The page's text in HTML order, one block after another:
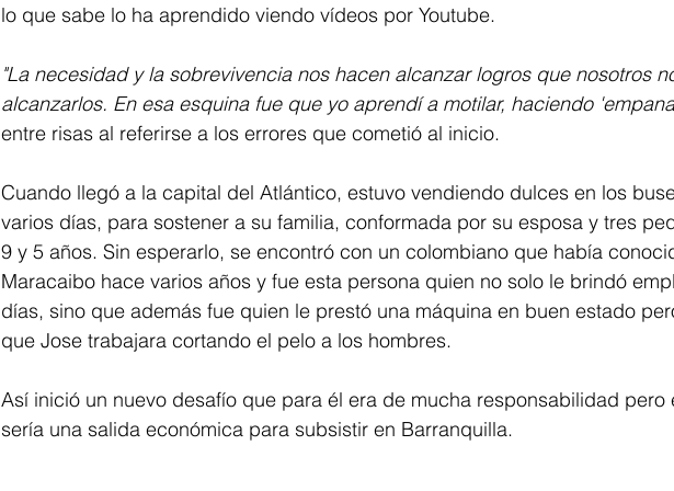
lo que sabe lo ha aprendido viendo vídeos por Youtube.
"La necesidad y la sobrevivencia nos hacen alcanzar logros que nosotros
alcanzarlos. En esa esquina fue que yo aprendí a motilar, haciendo
entre risas al referirse a los errores que cometió al inicio.
Cuando llegó a la capital del Atlántico, estuvo vendiendo dulces en los
varios días, para sostener a su familia, conformada por su esposa y tres
9 y 5 años. Sin esperarlo, se encontró con un colombiano que había
Maracaibo hace varios años y fue esta persona quien no solo le brindó
días, sino que además fue quien le prestó una máquina en buen estado
que Jose trabajara cortando el pelo a los hombres.
Así inició un nuevo desafío que para él era de mucha responsabilidad pero
sería una salida económica para subsistir en Barranquilla.